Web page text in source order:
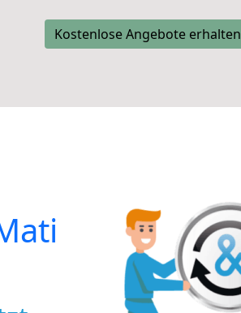
Kostenlose Angebote erhalten